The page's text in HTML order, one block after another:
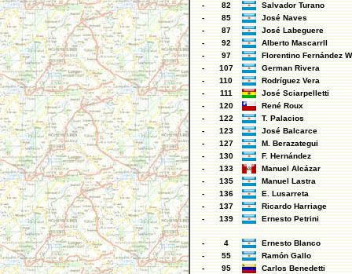
-
82
Salvador Turano
-
85
José Naves
-
87
José Labeguere
-
92
Alberto Mascarrll
-
97
Florentino Fernández
-
107
German Rivera
-
110
Rodríguez Vera
-
111
José Sciarpelletti
-
120
René Roux
-
122
T. Palacios
-
123
José Balcarce
-
127
M. Berazategui
-
130
F. Hernández
-
133
Manuel Alcázar
-
135
Manuel Lastra
-
136
E. Lusarreta
-
137
Ricardo Harriage
-
139 Ernesto Petrini
- 4
Ernesto Blanco
-
55
Ramón Gallo
-
95 Carlos Benedetti